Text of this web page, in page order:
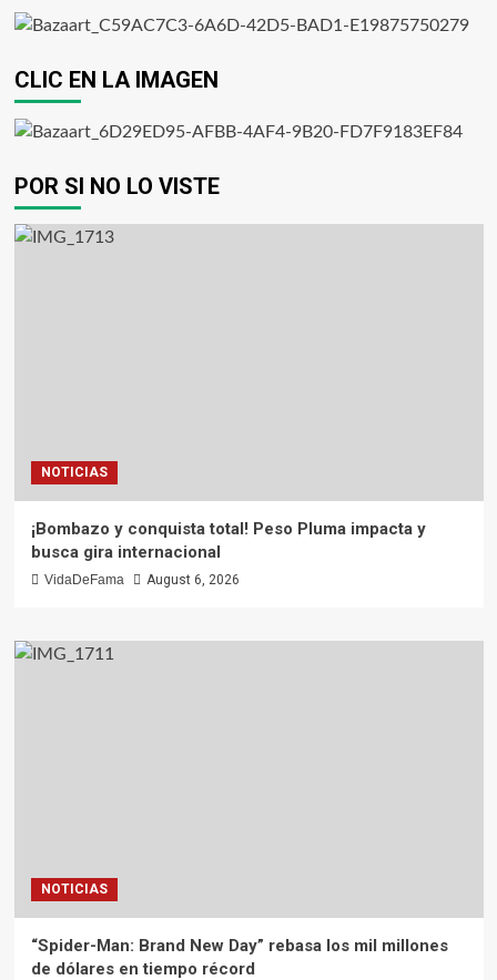
CLIC EN LA IMAGEN
POR SI NO LO VISTE
NOTICIAS
¡Bombazo y conquista total! Peso Pluma impacta y
busca gira internacional
VidaDeFama August 6, 2026
NOTICIAS
“Spider-Man: Brand New Day” rebasa los mil millones
de dólares en tiempo récord